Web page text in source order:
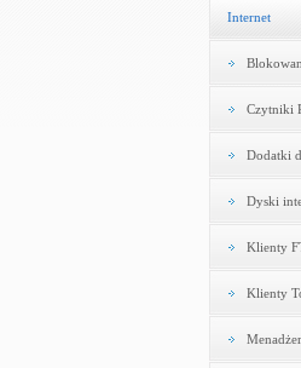
Internet
Czytniki
Dodatki
Dyski
Klienty
Klienty